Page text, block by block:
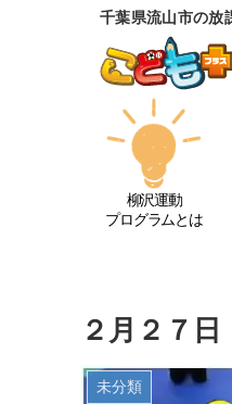
千葉県流山市の放
柳沢運動
プログラムとは
２月２７
未分類